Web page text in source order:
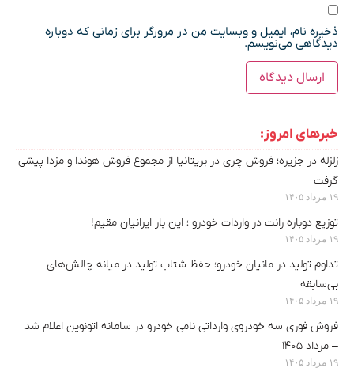
ذخیره نام، ایمیل و وبسایت من در مرورگر برای زمانی که دوباره
دیدگاهی می‌نویسم.
خبرهای امروز:
زلزله در جزیره؛ فروش چری در بریتانیا از مجموع فروش هوندا و مزدا پیشی
گرفت
۱۹ مرداد ۱۴۰۵
توزیع دوباره رانت در واردات خودرو ؛ این بار ایرانیان مقیم!
۱۹ مرداد ۱۴۰۵
تداوم تولید در مانیان خودرو؛ حفظ شتاب تولید در میانه چالش‌های
بی‌سابقه
۱۹ مرداد ۱۴۰۵
فروش فوری سه خودروی وارداتی نامی خودرو در سامانه اتونوین اعلام شد
– مرداد ۱۴۰۵
۱۹ مرداد ۱۴۰۵